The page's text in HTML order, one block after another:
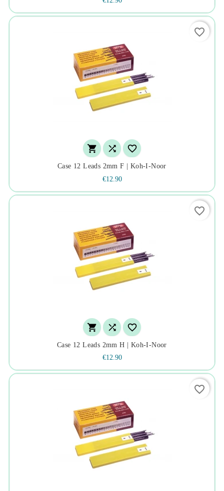
  
Case 12 Leads 2mm F | Koh-I-Noor
€12.90
favorite_border
  
Case 12 Leads 2mm H | Koh-I-Noor
€12.90
favorite_border
favorite_border